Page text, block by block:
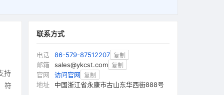
持
符
联系方式
电话 86-579-87512207 复制
邮箱 sales@ykcst.com 复制
官网 访问官网 复制
地址 中国浙江省永康市古山东华西街888号